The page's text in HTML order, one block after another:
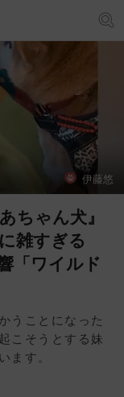
伊藤悠
ちゃん犬』
雑すぎる
「ワイルド
うことになった
こそうとする妹
ます。